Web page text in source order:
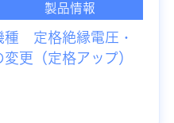
製品情報
種 定格絶縁電圧・
更（定格アップ）